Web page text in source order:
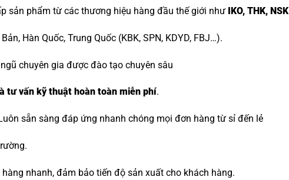
sản phẩm từ các thương hiệu hàng đầu thế giới như IKO, THK, NSK
Hàn Quốc, Trung Quốc (KBK, SPN, KDYD, FBJ…).
chuyên gia được đào tạo chuyên sâu
tư vấn kỹ thuật hoàn toàn miễn phí.
sẵn sàng đáp ứng nhanh chóng mọi đơn hàng từ sỉ đến lẻ
hàng nhanh, đảm bảo tiến độ sản xuất cho khách hàng.